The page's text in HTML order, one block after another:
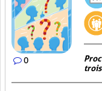
0
trois